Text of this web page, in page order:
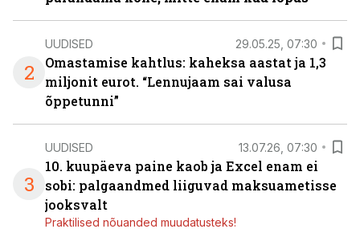
2
UUDISED 29.05.25, 07:30
Omastamise kahtlus: kaheksa aastat ja 1,3
miljonit eurot. “Lennujaam sai valusa
õppetunni”
3
UUDISED 13.07.26, 07:30
10. kuupäeva paine kaob ja Excel enam ei
sobi: palgaandmed liiguvad maksuametisse
jooksvalt
Praktilised nõuanded muudatusteks!